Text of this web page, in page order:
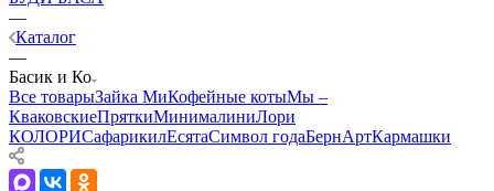
—
Каталог
—
Басик и Ко
Все товарыЗайка МиКофейные котыМы –
КваковскиеПряткиМинималиниЛори
КОЛОРИСафарикилЕсятаСимвол годаБернАртКармашки